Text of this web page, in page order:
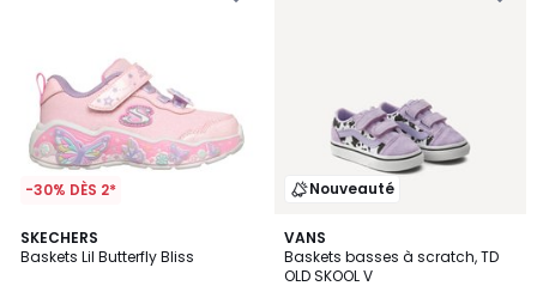
-30% DÈS 2*
SKECHERS
Baskets Lil Butterfly Bliss
Nouveauté
VANS
Baskets basses à scratch, TD
OLD SKOOL V